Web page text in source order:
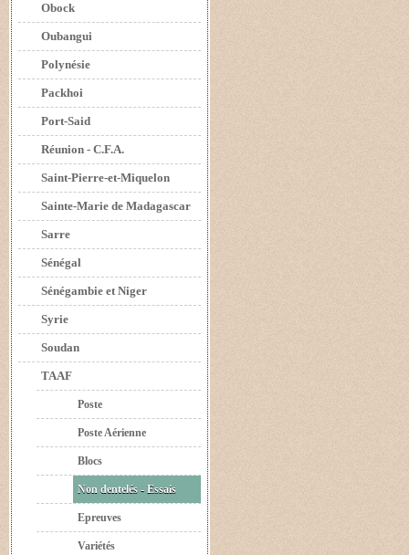
Obock
Oubangui
Polynésie
Packhoi
Port-Said
Réunion - C.F.A.
Saint-Pierre-et-Miquelon
Sainte-Marie de Madagascar
Sarre
Sénégal
Sénégambie et Niger
Syrie
Soudan
TAAF
Poste
Poste Aérienne
Blocs
Non dentelés - Essais
Epreuves
Variétés